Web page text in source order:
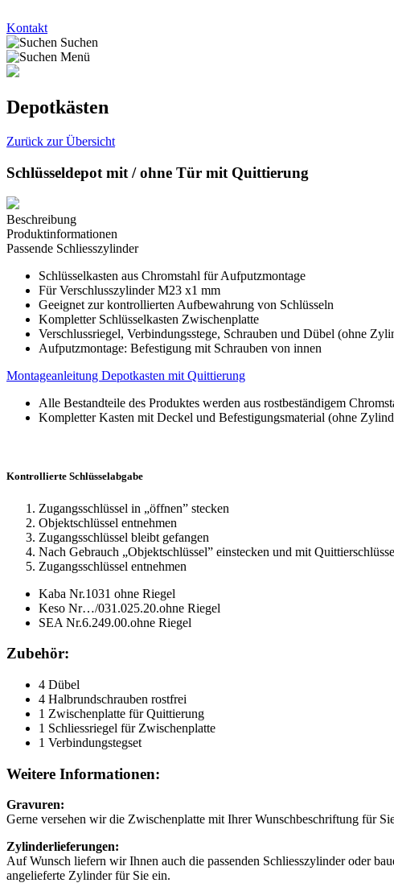
Kontakt
Suchen
Menü
Depotkästen
Zurück zur Übersicht
Schlüsseldepot mit / ohne Tür mit Quittierung
Beschreibung
Produktinformationen
Passende Schliesszylinder
Schlüsselkasten aus Chromstahl für Aufputzmontage
Für Verschlusszylinder M23 x1 mm
Geeignet zur kontrollierten Aufbewahrung von Schlüsseln
Kompletter Schlüsselkasten Zwischenplatte
Verschlussriegel, Verbindungsstege, Schrauben und Dübel (ohne
Aufputzmontage: Befestigung mit Schrauben von innen
Montageanleitung Depotkasten mit Quittierung
Alle Bestandteile des Produktes werden aus rostbeständigem
Kompletter Kasten mit Deckel und Befestigungsmaterial (ohne
Kontrollierte Schlüsselabgabe
Zugangsschlüssel in „öffnen” stecken
Objektschlüssel entnehmen
Zugangsschlüssel bleibt gefangen
Nach Gebrauch „Objektschlüssel” einstecken und mit
Zugangsschlüssel entnehmen
Kaba Nr.1031 ohne Riegel
Keso Nr…/031.025.20.ohne Riegel
SEA Nr.6.249.00.ohne Riegel
Zubehör:
4 Dübel
4 Halbrundschrauben rostfrei
1 Zwischenplatte für Quittierung
1 Schliessriegel für Zwischenplatte
1 Verbindungstegset
Weitere Informationen:
Gravuren:
Gerne versehen wir die Zwischenplatte mit Ihrer Wunschbeschriftung für
Zylinderlieferungen:
Auf Wunsch liefern wir Ihnen auch die passenden Schliesszylinder oder
angelieferte Zylinder für Sie ein.